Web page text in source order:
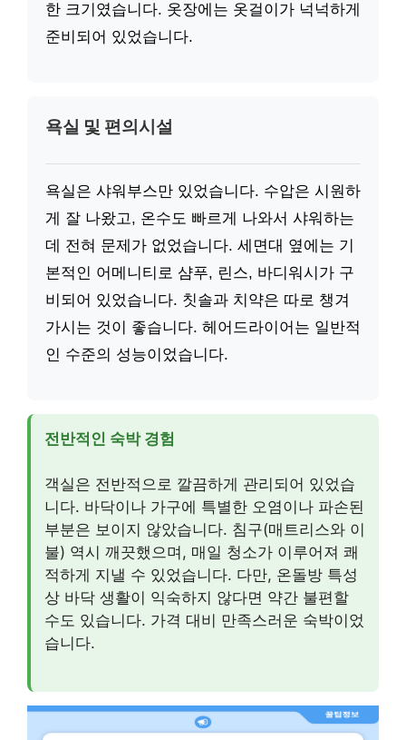
한 크기였습니다. 옷장에는 옷걸이가 넉넉하게
준비되어 있었습니다.
욕실 및 편의시설
욕실은 샤워부스만 있었습니다. 수압은 시원하
게 잘 나왔고, 온수도 빠르게 나와서 샤워하는
데 전혀 문제가 없었습니다. 세면대 옆에는 기
본적인 어메니티로 샴푸, 린스, 바디워시가 구
비되어 있었습니다. 칫솔과 치약은 따로 챙겨
가시는 것이 좋습니다. 헤어드라이어는 일반적
인 수준의 성능이었습니다.
전반적인 숙박 경험
객실은 전반적으로 깔끔하게 관리되어 있었습
니다. 바닥이나 가구에 특별한 오염이나 파손된
부분은 보이지 않았습니다. 침구(매트리스와 이
불) 역시 깨끗했으며, 매일 청소가 이루어져 쾌
적하게 지낼 수 있었습니다. 다만, 온돌방 특성
상 바닥 생활이 익숙하지 않다면 약간 불편할
수도 있습니다. 가격 대비 만족스러운 숙박이었
습니다.